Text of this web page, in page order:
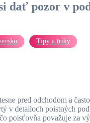
dať pozor v
Tipy a triky
pred odchodom a
v detailoch poistných
poisťovňa považuje za